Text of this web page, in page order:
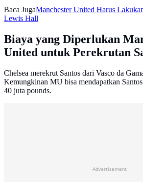
Baca JugaManchester United Harus
Lewis Hall
Biaya yang Diperlukan
United untuk Perekrutan
Chelsea merekrut Santos dari Vasco da
Kemungkinan MU bisa mendapatkan
40 juta pounds.
Advertisement